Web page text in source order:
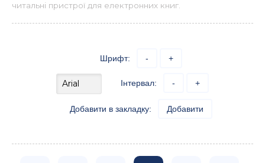
читальні пристрої для електронних книг.
Шрифт: - +
Інтервал: - +
Добавити в закладку: Добавити